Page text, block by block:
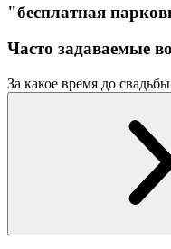
"бесплатная
Часто задаваемые
За какое время до